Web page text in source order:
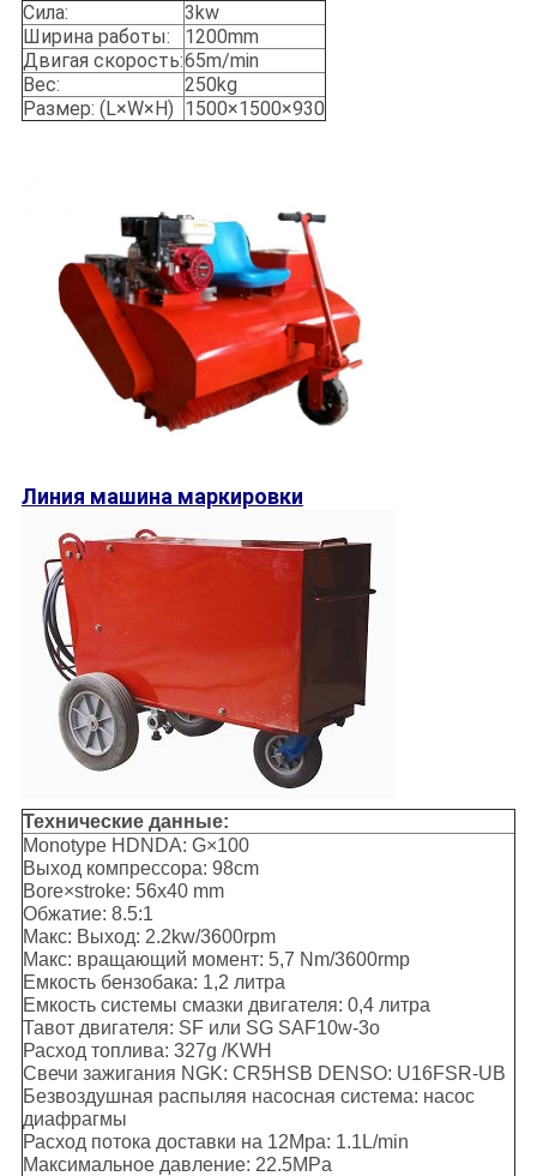
Сила:
3kw
Ширина работы:
1200mm
Двигая скорость:65m/min
Вес:
250kg
Размер: (L×W×H) 1500×1500×930
Линия машина маркировки
Технические данные:
Monotype HDNDA: G×100
Выход компрессора: 98cm
Bore×stroke: 56x40 mm
Обжатие: 8.5:1
Макс: Выход: 2.2kw/3600rpm
Макс: вращающий момент: 5,7 Nm/3600rmp
Емкость бензобака: 1,2 литра
Емкость системы смазки двигателя: 0,4 литра
Тавот двигателя: SF или SG SAF10w-3o
Расход топлива: 327g /KWH
Свечи зажигания NGK: CR5HSB DENSO: U16FSR-UB
Безвоздушная распыляя насосная система: насос
диафрагмы
Расход потока доставки на 12Mpa: 1.1L/min
Максимальное давление: 22.5MPa